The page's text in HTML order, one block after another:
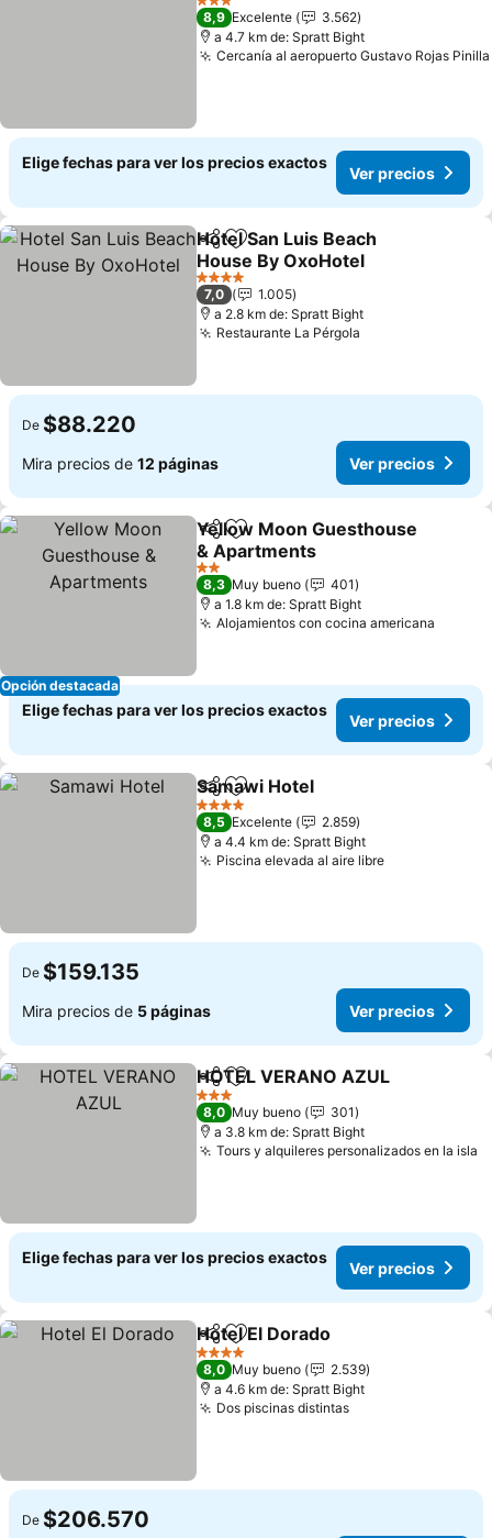
3 Estrellas
8,9 Excelente
3.562
a 4.7 km de: Spratt Bight
Cercanía al aeropuerto Gustavo Rojas Pinilla
Elige fechas para ver los precios exactos
Ver precios
CompartirAgregar a favoritos
Hotel San Luis Beach
House By OxoHotel
Ver precios
4 Estrellas
7,0
1.005
a 2.8 km de: Spratt Bight
Restaurante La Pérgola
De $88.220
Mira precios de 12 páginas Ver precios
Opción destacada
Compartir
Agregar a favoritos
Yellow Moon Guesthouse
& Apartments
Ver precios
2 Estrellas
8,3 Muy bueno
401
a 1.8 km de: Spratt Bight
Alojamientos con cocina americana
Elige fechas para ver los precios exactos
Ver precios
CompartirAgregar a favoritos
Samawi Hotel
4 Estrellas
8,5 Excelente
2.859
a 4.4 km de: Spratt Bight
Piscina elevada al aire libreVer precios
De $159.135
Mira precios de 5 páginas Ver precios
CompartirAgregar a favoritos
HOTEL VERANO AZUL
3 Estrellas
8,0 Muy bueno
301
a 3.8 km de: Spratt Bight
Tours y alquileres personalizados en la isla
Elige fechas para ver los precios exactos
Ver precios
CompartirAgregar a favoritos
Hotel El Dorado
4 Estrellas
8,0 Muy bueno
2.539
a 4.6 km de: Spratt Bight
Dos piscinas distintasVer precios
De $206.570